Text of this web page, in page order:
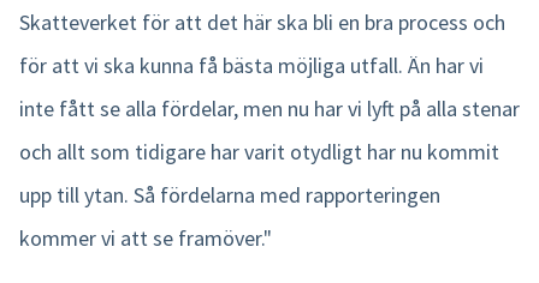
Skatteverket för att det här ska bli en bra process och
för att vi ska kunna få bästa möjliga utfall. Än har vi
inte fått se alla fördelar, men nu har vi lyft på alla stenar
och allt som tidigare har varit otydligt har nu kommit
upp till ytan. Så fördelarna med rapporteringen
kommer vi att se framöver."